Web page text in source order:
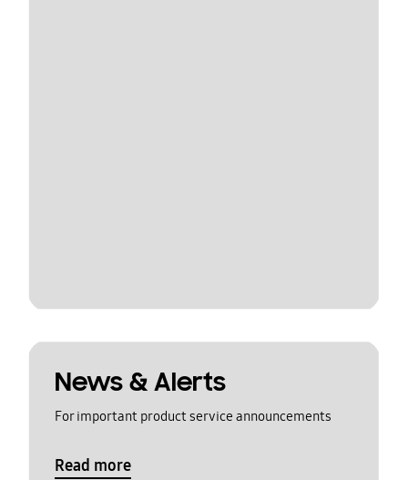
News & Alerts
For important product service announcements
Read more